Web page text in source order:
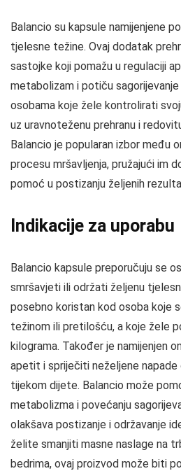
Balancio su kapsule namijenjene
tjelesne težine. Ovaj dodatak
sastojke koji pomažu u regulaciji
metabolizam i potiču
osobama koje žele kontrolirati
uz uravnoteženu prehranu i
Balancio je popularan izbor među
procesu mršavljenja, pružajući im
pomoć u postizanju željenih
Indikacije za uporabu
Balancio kapsule preporučuju se
smršavjeti ili održati željenu
posebno koristan kod osoba koje
težinom ili pretilošću, a koje žele
kilograma. Također je namijenjen
apetit i spriječiti neželjene
tijekom dijete. Balancio može
metabolizma i povećanju
olakšava postizanje i održavanje
želite smanjiti masne naslage na
bedrima, ovaj proizvod može biti